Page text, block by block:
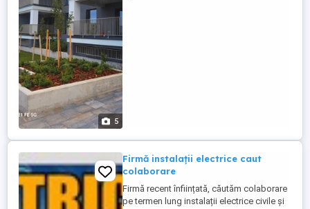
5
Firmă instalații electrice caut
colaborare
Firmă recent înființată, căutăm colaborare
pe termen lung instalații electrice civile și